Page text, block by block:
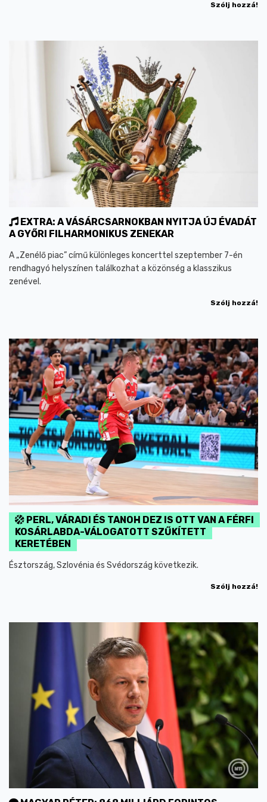
Szólj hozzá!
EXTRA: A VÁSÁRCSARNOKBAN NYITJA ÚJ ÉVADÁT
A GYŐRI FILHARMONIKUS ZENEKAR
A „Zenélő piac” című különleges koncerttel szeptember 7-én
rendhagyó helyszínen találkozhat a közönség a klasszikus
zenével.
Szólj hozzá!
PERL, VÁRADI ÉS TANOH DEZ IS OTT VAN A FÉRFI
KOSÁRLABDA-VÁLOGATOTT SZŰKÍTETT
KERETÉBEN
Észtország, Szlovénia és Svédország következik.
Szólj hozzá!